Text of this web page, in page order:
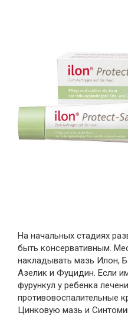
На начальных стадиях
быть консервативным.
накладывать мазь Илон,
Азелик и Фуцидин. Если
фурункул у ребенка
противовоспалительные
Цинковую мазь и